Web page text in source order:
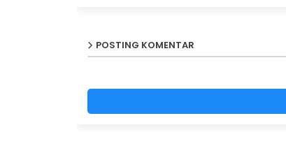
POSTING KOMENTAR